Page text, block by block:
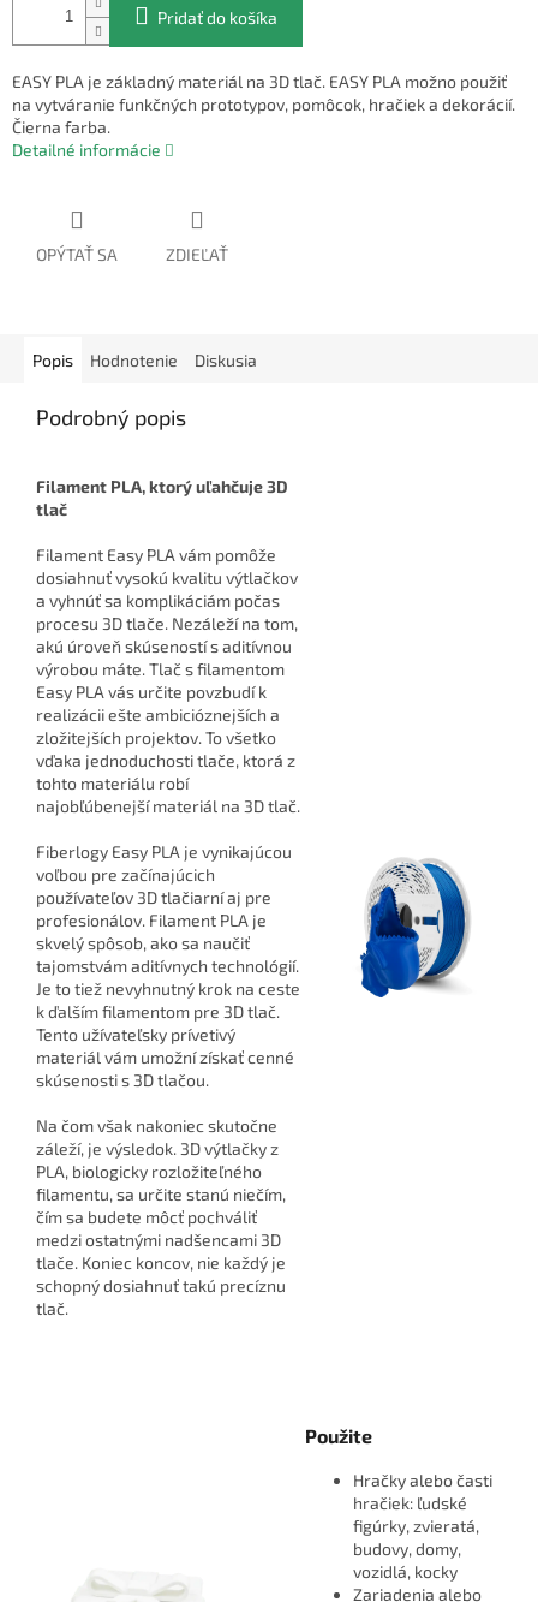
Pridať do košíka
EASY PLA je základný materiál na 3D tlač. EASY PLA možno použiť
na vytváranie funkčných prototypov, pomôcok, hračiek a dekorácií.
Čierna farba.
Detailné informácie
OPÝTAŤ SA ZDIEĽAŤ
Popis Hodnotenie Diskusia
Podrobný popis
Filament PLA, ktorý uľahčuje 3D
tlač
Filament Easy PLA vám pomôže
dosiahnuť vysokú kvalitu výtlačkov
a vyhnúť sa komplikáciám počas
procesu 3D tlače. Nezáleží na tom,
akú úroveň skúseností s aditívnou
výrobou máte. Tlač s filamentom
Easy PLA vás určite povzbudí k
realizácii ešte ambicióznejších a
zložitejších projektov. To všetko
vďaka jednoduchosti tlače, ktorá z
tohto materiálu robí
najobľúbenejší materiál na 3D tlač.
Fiberlogy Easy PLA je vynikajúcou
voľbou pre začínajúcich
používateľov 3D tlačiarní aj pre
profesionálov. Filament PLA je
skvelý spôsob, ako sa naučiť
tajomstvám aditívnych technológií.
Je to tiež nevyhnutný krok na ceste
k ďalším filamentom pre 3D tlač.
Tento užívateľsky prívetivý
materiál vám umožní získať cenné
skúsenosti s 3D tlačou.
Na čom však nakoniec skutočne
záleží, je výsledok. 3D výtlačky z
PLA, biologicky rozložiteľného
filamentu, sa určite stanú niečím,
čím sa budete môcť pochváliť
medzi ostatnými nadšencami 3D
tlače. Koniec koncov, nie každý je
schopný dosiahnuť takú precíznu
tlač.
Použite
Hračky alebo časti
hračiek: ľudské
figúrky, zvieratá,
budovy, domy,
vozidlá, kocky
Zariadenia alebo